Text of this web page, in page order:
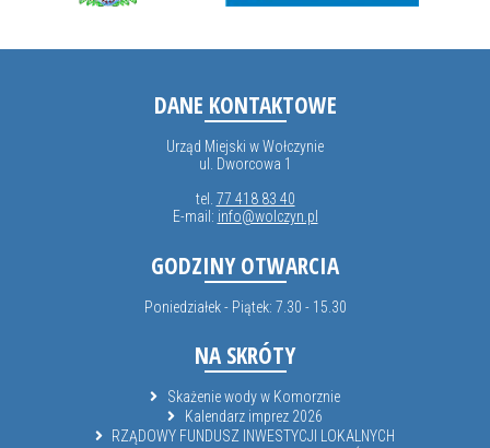
DANE KONTAKTOWE
Urząd Miejski w Wołczynie
ul. Dworcowa 1
tel. 77 418 83 40
E-mail: info@wolczyn.pl
GODZINY OTWARCIA
Poniedziałek - Piątek: 7.30 - 15.30
NA SKRÓTY
Skażenie wody w Komorznie
Kalendarz imprez 2026
RZĄDOWY FUNDUSZ INWESTYCJI LOKALNYCH